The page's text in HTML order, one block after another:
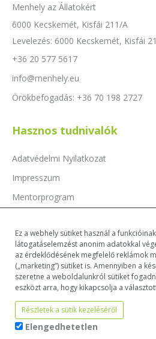
Ez a webhely sütiket használ a
látogatáselemzést anonim adatokkal
az érdeklődésének megfelelő reklámok
(„marketing”) sütiket is. Amennyiben a
szeretne a weboldalunkról sütiket
eszközt arra, hogy kikapcsolja a
Részletek a sütik kezeléséről
Elengedhetetlen
Menhely az Állatokért
6000 Kecskemét, Kisfái 211/A
Levelezés: 6000 Kecskemét, Kisfái
+36 20 577 5617
info@menhely.eu
Örökbefogadás: +36 70 198 2727
Hasznos tudnivalók
Adatvédelmi Nyilatkozat
Impresszum
Mentorprogram
Dokumentumok